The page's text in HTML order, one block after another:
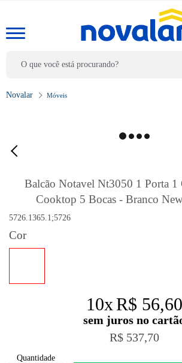
Móveis
Balcão Notavel Nt3050 1 Porta 1
Cooktop 5 Bocas - Branco
5726.1365.1;5726
Cor
10xR$ 56,60
R$ 537,70
Quantidade